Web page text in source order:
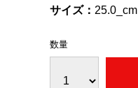
サイズ： 25.0_cm
数量